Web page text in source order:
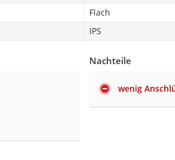
Flach
IPS
Nachteile
wenig